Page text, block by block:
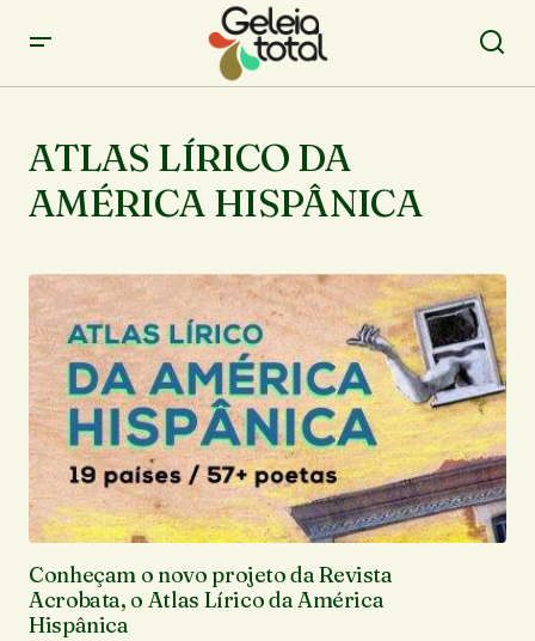
ATLAS LÍRICO DA
AMÉRICA HISPÂNICA
Conheçam o novo projeto da Revista
Acrobata, o Atlas Lírico da América
Hispânica